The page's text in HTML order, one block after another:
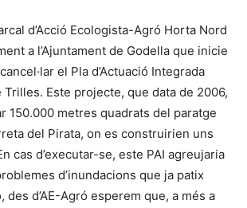
d’Acció Ecologista-Agró Horta Nord
a l’Ajuntament de Godella que inicie
el Pla d’Actuació Integrada
Trilles. Este projecte, que data de 2006,
150.000 metres quadrats del paratge
del Pirata, on es construirien uns
cas d’executar-se, este PAI agreujaria
d’inundacions que ja patix
des d’AE-Agró esperem que, a més a